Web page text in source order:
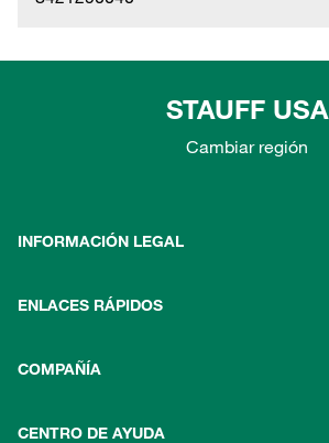
STAUFF USA
Cambiar región
INFORMACIÓN LEGAL
ENLACES RÁPIDOS
COMPAÑÍA
CENTRO DE AYUDA